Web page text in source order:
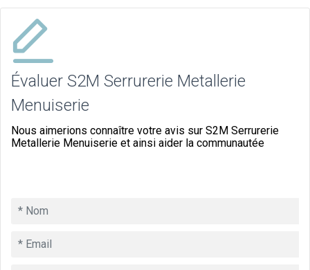
Évaluer S2M Serrurerie Metallerie
Menuiserie
Nous aimerions connaître votre avis sur S2M Serrurerie
Metallerie Menuiserie et ainsi aider la communautée